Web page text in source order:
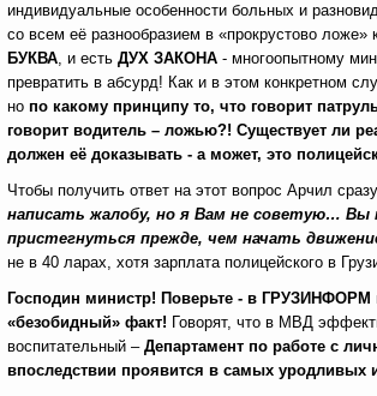
индивидуальные особенности больных и
со всем её разнообразием в «прокрустово ложе»
БУКВА, и есть ДУХ ЗАКОНА - многоопытному
превратить в абсурд! Как и в этом конкретном
но по какому принципу то, что говорит
говорит водитель – ложью?! Существует ли
должен её доказывать - а может, это
Чтобы получить ответ на этот вопрос Арчил
написать жалобу, но я Вам не советую…
пристегнуться прежде, чем начать
не в 40 ларах, хотя зарплата полицейского в
Господин министр! Поверьте - в ГРУЗИНФОРМ
«безобидный» факт! Говорят, что в МВД
воспитательный – Департамент по работе с
впоследствии проявится в самых